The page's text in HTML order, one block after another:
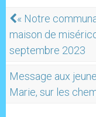
« Notre
maison de
septembre 2023
Message aux
Marie, sur les